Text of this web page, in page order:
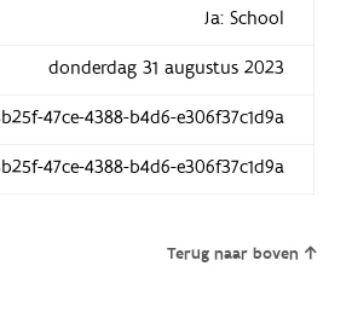
Ja: School
donderdag 31 augustus 2023
47ce-4388-b4d6-e306f37c1d9a
47ce-4388-b4d6-e306f37c1d9a
Terug naar boven